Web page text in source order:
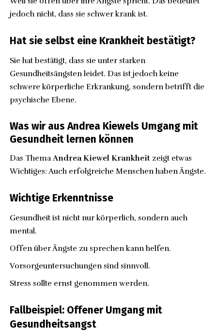
jedoch nicht, dass sie schwer krank ist.
Hat sie selbst eine Krankheit bestätigt?
Sie hat bestätigt, dass sie unter starken
Gesundheitsängsten leidet. Das ist jedoch keine
schwere körperliche Erkrankung, sondern betrifft die
psychische Ebene.
Was wir aus Andrea Kiewels Umgang mit
Gesundheit lernen können
Das ThemaAndrea Kiewel Krankheit zeigt etwas
Wichtiges: Auch erfolgreiche Menschen haben Ängste.
Wichtige Erkenntnisse
Gesundheit ist nicht nur körperlich, sondern auch
mental.
Offen über Ängste zu sprechen kann helfen.
Vorsorgeuntersuchungen sind sinnvoll.
Stress sollte ernst genommen werden.
Fallbeispiel: Offener Umgang mit
Gesundheitsangst